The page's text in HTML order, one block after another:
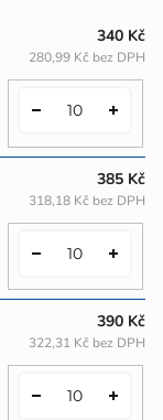
340 Kč
280,99 Kč bez DPH
385 Kč
318,18 Kč bez DPH
390 Kč
322,31 Kč bez DPH